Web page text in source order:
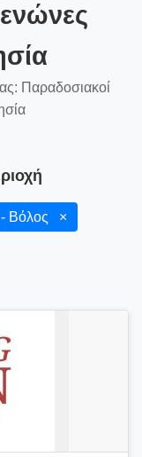
Παραδοσιακοί
Βόλος ×